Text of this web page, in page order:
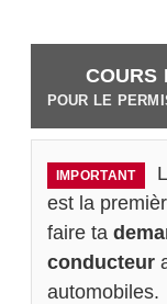
COURS
POUR LE
IMPORTANT
est la
faire ta
conducteur
automobiles.